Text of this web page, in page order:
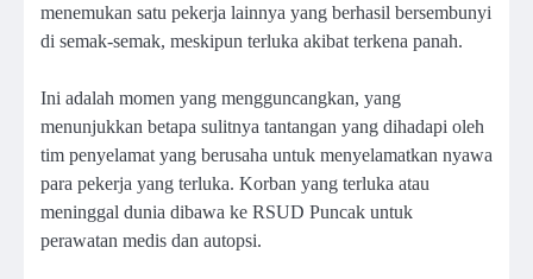
menemukan satu pekerja lainnya yang berhasil bersembunyi
di semak-semak, meskipun terluka akibat terkena panah.
Ini adalah momen yang mengguncangkan, yang
menunjukkan betapa sulitnya tantangan yang dihadapi oleh
tim penyelamat yang berusaha untuk menyelamatkan nyawa
para pekerja yang terluka. Korban yang terluka atau
meninggal dunia dibawa ke RSUD Puncak untuk
perawatan medis dan autopsi.